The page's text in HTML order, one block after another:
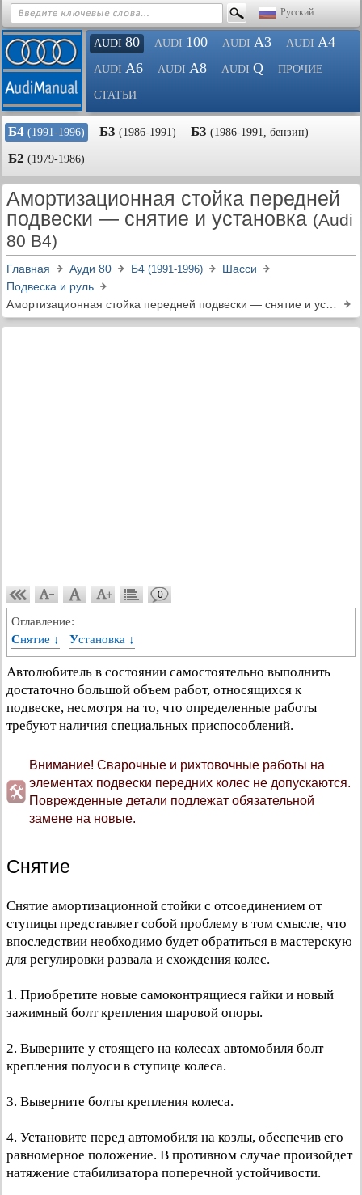
Русский
AUDI 80 AUDI 100 AUDI A3 AUDI A4
AUDI A6 AUDI A8 AUDI Q ПРОЧИЕ
СТАТЬИ
Б4 (1991-1996) Б3 (1986-1991) Б3 (1986-1991, бензин)
Б2 (1979-1986)
Амортизационная стойка передней
подвески — снятие и установка (Audi
80 B4)
Главная Ауди 80 Б4 (1991-1996)
Шасси
Подвеска и руль
0
Оглавление:
Снятие ↓
Установка ↓
Автолюбитель в состоянии самостоятельно выполнить
достаточно большой объем работ, относящихся к
подвеске, несмотря на то, что определенные работы
требуют наличия специальных приспособлений.
Внимание! Сварочные и рихтовочные работы на
элементах подвески передних колес не допускаются.
Поврежденные детали подлежат обязательной
замене на новые.
Снятие
Снятие амортизационной стойки с отсоединением от
ступицы представляет собой проблему в том смысле, что
впоследствии необходимо будет обратиться в мастерскую
для регулировки развала и схождения колес.
1. Приобретите новые самоконтрящиеся гайки и новый
зажимный болт крепления шаровой опоры.
2. Выверните у стоящего на колесах автомобиля болт
крепления полуоси в ступице колеса.
3. Выверните болты крепления колеса.
4. Установите перед автомобиля на козлы, обеспечив его
равномерное положение. В противном случае произойдет
натяжение стабилизатора поперечной устойчивости.